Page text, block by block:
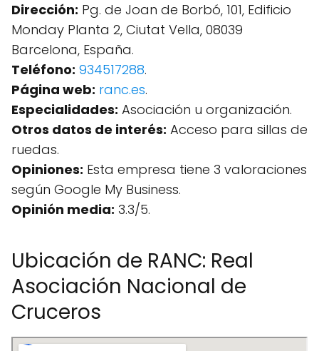
Dirección: Pg. de Joan de Borbó, 101, Edificio
Monday Planta 2, Ciutat Vella, 08039
Barcelona, España.
Teléfono: 934517288.
Página web: ranc.es.
Especialidades: Asociación u organización.
Otros datos de interés: Acceso para sillas de
ruedas.
Opiniones: Esta empresa tiene 3 valoraciones
según Google My Business.
Opinión media: 3.3/5.
Ubicación de RANC: Real
Asociación Nacional de
Cruceros